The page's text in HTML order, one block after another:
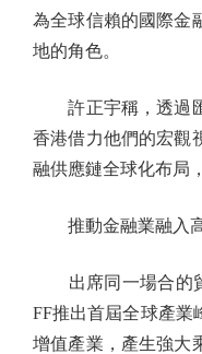
為全球信賴的國際金
地的角色。
許正宇稱，透過匯
香港借力他們的宏觀
融供應鏈全球化布局
推動金融業融入
出席同一場合的貿
FF推出首屆全球產業
增值產業，產生強大